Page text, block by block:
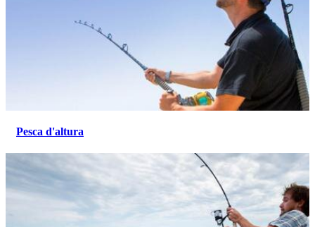
Pesca d'altura